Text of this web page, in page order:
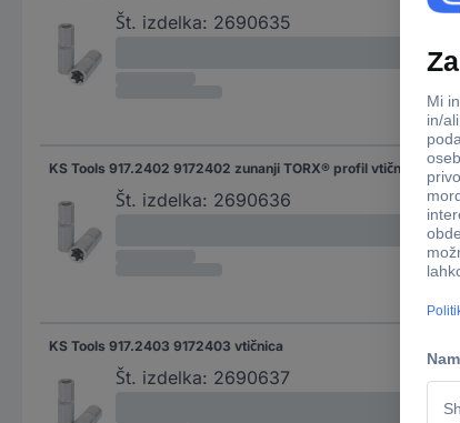
Št. izdelka: 2690635
KS Tools 917.2402 9172402 zunanji TORX® profil vtičnica 1/4" E 5 1/4" (6.3 mm)
Št. izdelka: 2690636
KS Tools 917.2403 9172403 vtičnica
Št. izdelka: 2690637